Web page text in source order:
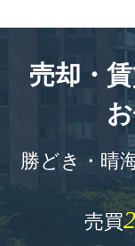
売却・
勝どき・晴
売買